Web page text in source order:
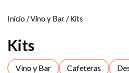
Inicio /Vino y Bar/ Kits
Kits
Vino y Bar Cafeteras